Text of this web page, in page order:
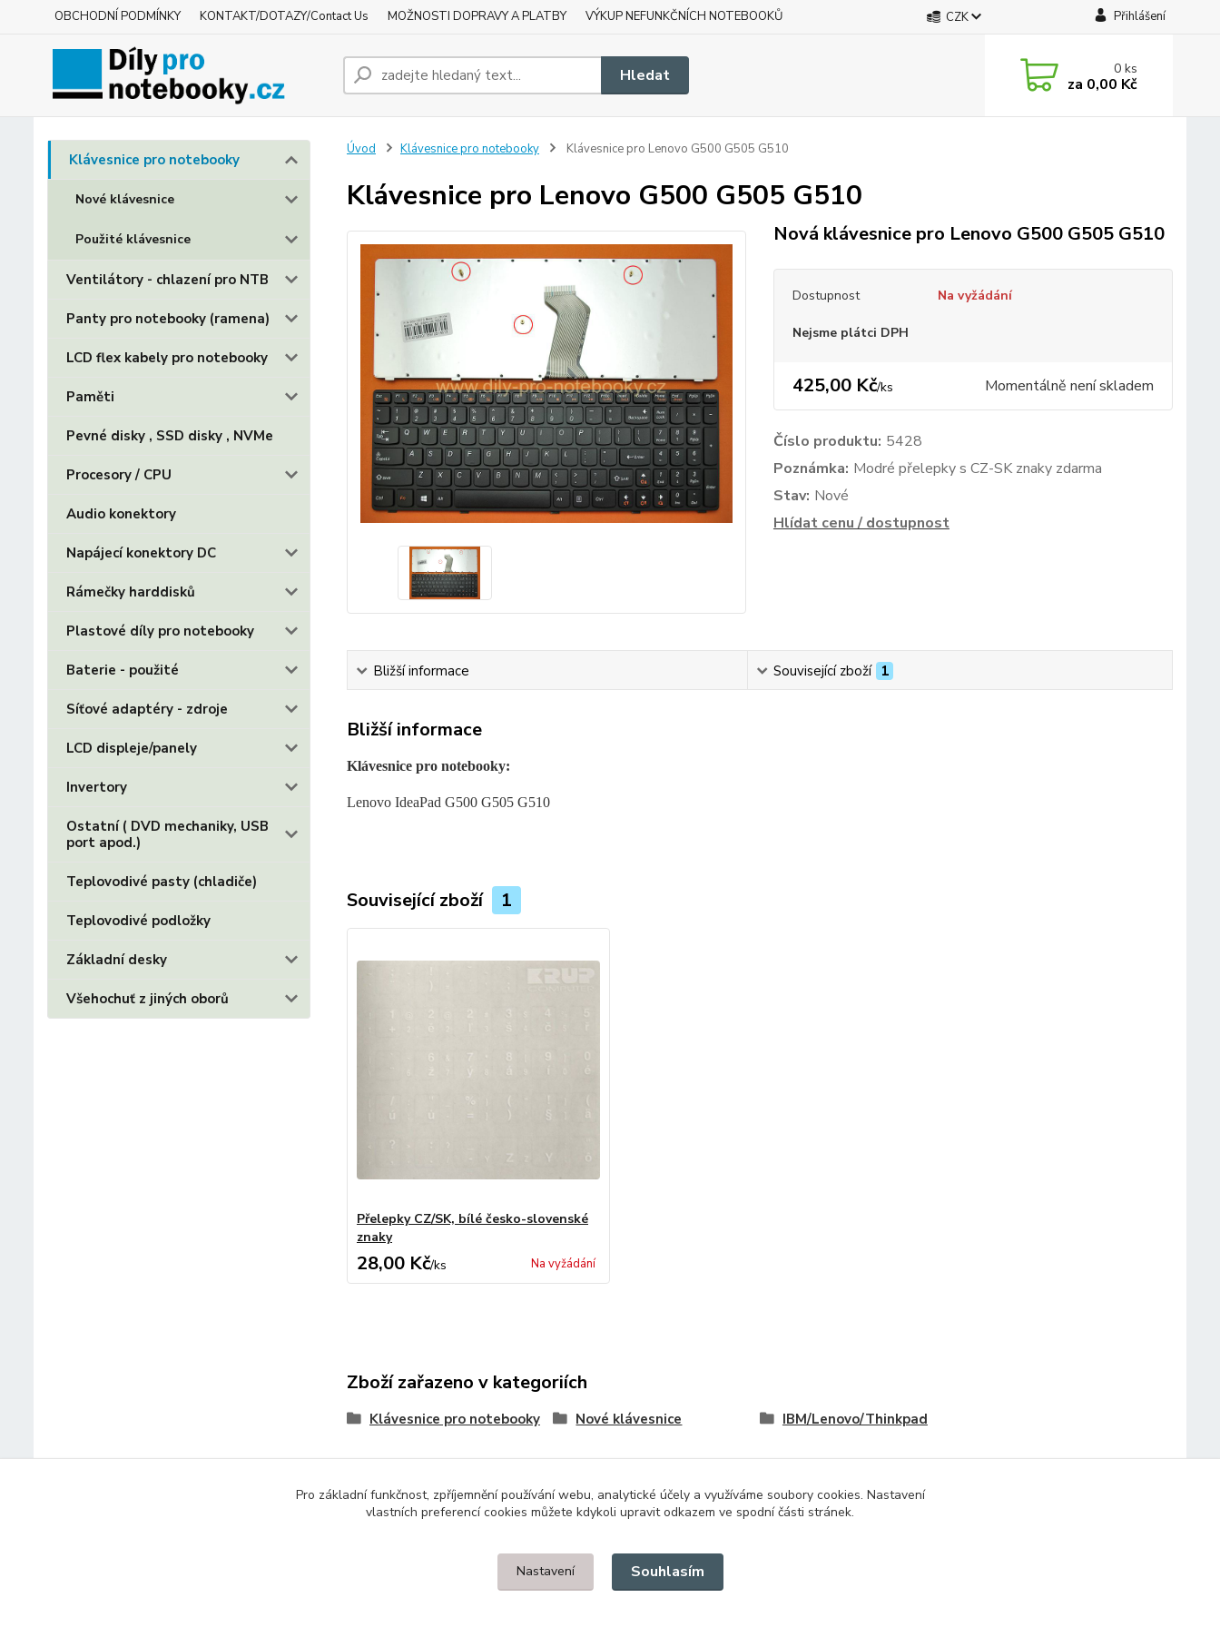
OBCHODNÍ PODMÍNKY KONTAKT/DOTAZY/Contact Us MOŽNOSTI DOPRAVY A PLATBY VÝKUP NEFUNKČNÍCH NOTEBOOKŮ CZK Přihlášení
Hledat 0ks
za 0,00 Kč
Klávesnice pro notebooky
Nové klávesnice
Použité klávesnice
Ventilátory - chlazení pro NTB
Panty pro notebooky (ramena)
LCD flex kabely pro notebooky
Paměti
Pevné disky , SSD disky , NVMe
Procesory / CPU
Audio konektory
Napájecí konektory DC
Rámečky harddisků
Plastové díly pro notebooky
Baterie - použité
Síťové adaptéry - zdroje
LCD displeje/panely
Invertory
Ostatní ( DVD mechaniky, USB
port apod.)
Teplovodivé pasty (chladiče)
Teplovodivé podložky
Základní desky
Všehochuť z jiných oborů
Úvod Klávesnice pro notebooky Klávesnice pro Lenovo G500 G505 G510
Klávesnice pro Lenovo G500 G505 G510
Nová klávesnice pro Lenovo G500 G505 G510
Dostupnost Na vyžádání
Nejsme plátci DPH
425,00 Kč/ks Momentálně není skladem
Číslo produktu: 5428
Poznámka: Modré přelepky s CZ-SK znaky zdarma
Stav: Nové
Hlídat cenu / dostupnost
Bližší informace Související zboží 1
Bližší informace
Klávesnice pro notebooky:
Lenovo IdeaPad G500 G505 G510
Související zboží 1
Přelepky CZ/SK, bílé česko-slovenské
znaky
28,00 Kč/ks Na vyžádání
Zboží zařazeno v kategoriích
Klávesnice pro notebooky Nové klávesnice IBM/Lenovo/Thinkpad
Upravit sběr cookies.
Pro základní funkčnost, zpříjemnění používání webu, analytické účely a využíváme soubory cookies. Nastavení
vlastních preferencí cookies můžete kdykoli upravit odkazem ve spodní části stránek.
Nastavení Souhlasím